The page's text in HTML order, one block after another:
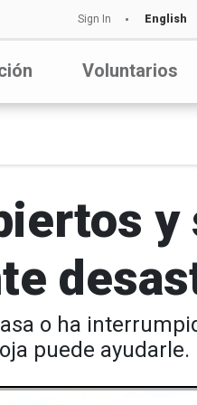
Sign In English
Voluntarios
o ha
puede ayudarle.